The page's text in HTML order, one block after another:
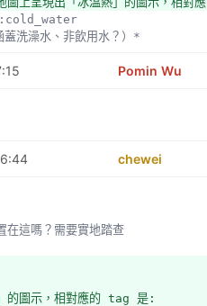
洗澡水、非飲用水？）*
Pomin Wu
chewei
在這嗎？需要實地踏查
的圖示，相對應的 tag 是: